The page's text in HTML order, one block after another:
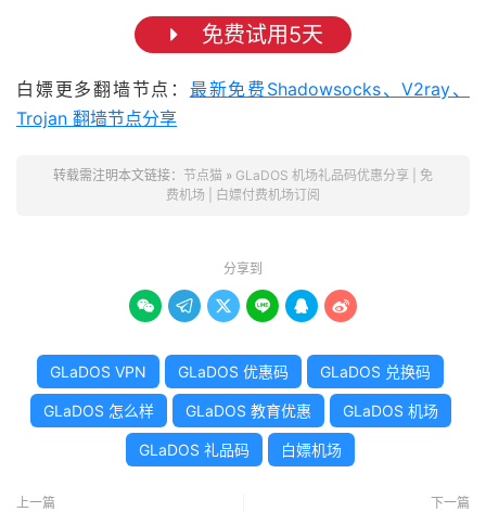
免费试用5天
白嫖更多翻墙节点： 最新免费Shadowsocks、V2ray、
Trojan 翻墙节点分享
转载需注明本文链接： 节点猫 » GLaDOS 机场礼品码优惠分享 | 免
费机场 | 白嫖付费机场订阅
分享到
     
GLaDOS VPN GLaDOS 优惠码 GLaDOS 兑换码
GLaDOS 怎么样 GLaDOS 教育优惠 GLaDOS 机场
GLaDOS 礼品码 白嫖机场
上一篇 下一篇